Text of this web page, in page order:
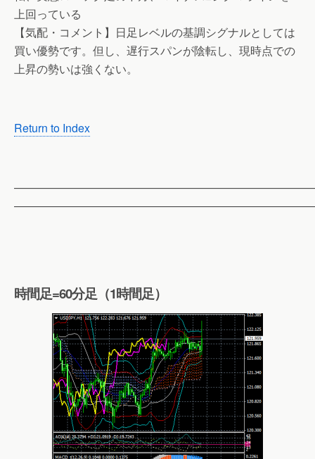
上回っている
【気配・コメント】日足レベルの基調シグナルとしては
買い優勢です。但し、遅行スパンが陰転し、現時点での
上昇の勢いは強くない。
Return to Index
時間足=60分足（1時間足）